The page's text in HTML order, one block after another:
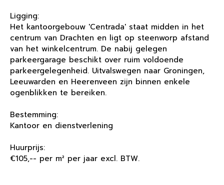
Ligging:
Het kantoorgebouw 'Centrada' staat midden in het
centrum van Drachten en ligt op steenworp afstand
van het winkelcentrum. De nabij gelegen
parkeergarage beschikt over ruim voldoende
parkeergelegenheid. Uitvalswegen naar Groningen,
Leeuwarden en Heerenveen zijn binnen enkele
ogenblikken te bereiken.
Bestemming:
Kantoor en dienstverlening
Huurprijs:
€105,-- per m² per jaar excl. BTW.